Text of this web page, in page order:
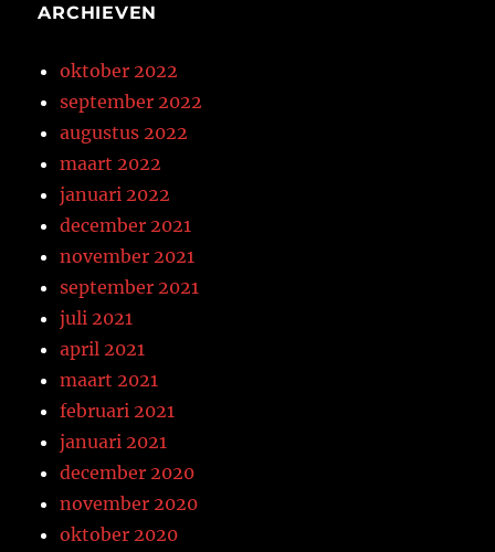
ARCHIEVEN
oktober 2022
september 2022
augustus 2022
maart 2022
januari 2022
december 2021
november 2021
september 2021
juli 2021
april 2021
maart 2021
februari 2021
januari 2021
december 2020
november 2020
oktober 2020